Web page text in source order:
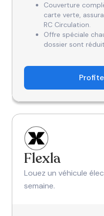
Couverture
carte verte,
RC Circulation.
Offre spéciale
dossier sont
Flexla
Louez un véhicule
semaine.